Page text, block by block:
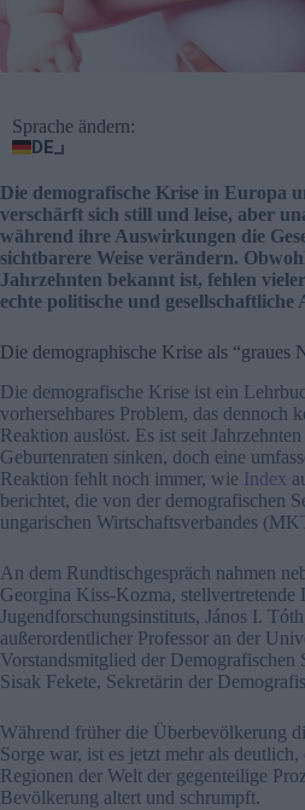
Sprache ändern:
DE
Die demografische Krise in Europa
verschärft sich still und leise, aber
während ihre Auswirkungen die
sichtbarere Weise verändern.
Jahrzehnten bekannt ist, fehlen
echte politische und gesellschaftliche
Die demographische Krise als “graues
Die demografische Krise ist ein
vorhersehbares Problem, das dennoch
Reaktion auslöst. Es ist seit
Geburtenraten sinken, doch eine
Reaktion fehlt noch immer, wie Index
berichtet, die von der demografischen
ungarischen Wirtschaftsverbandes
An dem Rundtischgespräch nahmen
Georgina Kiss-Kozma,
Jugendforschungsinstituts, János I.
außerordentlicher Professor an der
Vorstandsmitglied der Demografischen
Sisak Fekete, Sekretärin der
Während früher die Überbevölkerung
Sorge war, ist es jetzt mehr als deutlich,
Regionen der Welt der gegenteilige
Bevölkerung altert und schrumpft.